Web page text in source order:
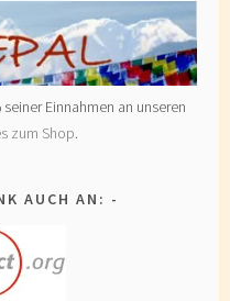
Einnahmen an unseren
zum Shop.
AUCH AN: